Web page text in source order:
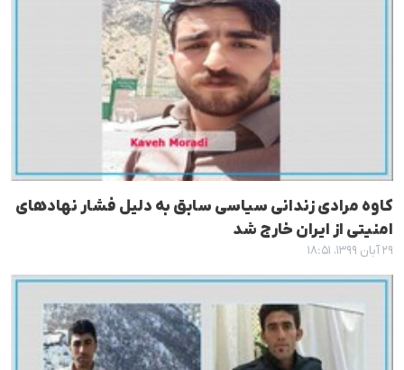
کاوه مرادی زندانی سیاسی سابق به دلیل فشار نهادهای
امنیتی از ایران خارج شد
۲۹ آبان ۱۳۹۹، ۱۸:۵۱